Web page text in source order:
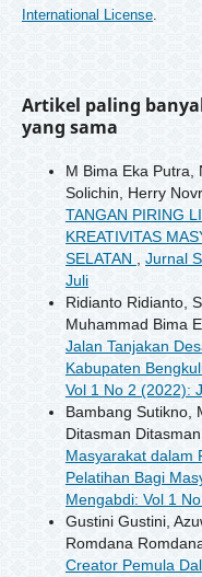
International License.
Artikel paling
yang sama
M Bima Eka Putra,
Solichin, Herry
TANGAN PIRING
KREATIVITAS
SELATAN
Jurnal
Juli
Ridianto Ridianto,
Muhammad Bima
Jalan Tanjakan
Kabupaten
Vol 1 No 2 (2022):
Bambang Sutikno,
Ditasman
Masyarakat dalam
Pelatihan Bagi
Mengabdi: Vol 1
Gustini Gustini,
Romdana
Creator Pemula